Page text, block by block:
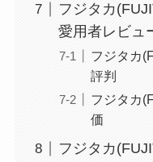
フジタカ
愛用者レビュ
フジタカ
評判
フジタカ
価
フジタカ